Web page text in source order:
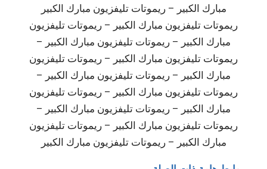
مبارك الكبير – ريموتات تليفزيون مبارك الكبير
ريموتات تليفزيون مبارك الكبير – ريموتات تليفزيون
مبارك الكبير – ريموتات تليفزيون مبارك الكبير –
ريموتات تليفزيون مبارك الكبير – ريموتات تليفزيون
مبارك الكبير – ريموتات تليفزيون مبارك الكبير –
ريموتات تليفزيون مبارك الكبير – ريموتات تليفزيون
مبارك الكبير – ريموتات تليفزيون مبارك الكبير –
ريموتات تليفزيون مبارك الكبير – ريموتات تليفزيون
مبارك الكبير – ريموتات تليفزيون مبارك الكبير